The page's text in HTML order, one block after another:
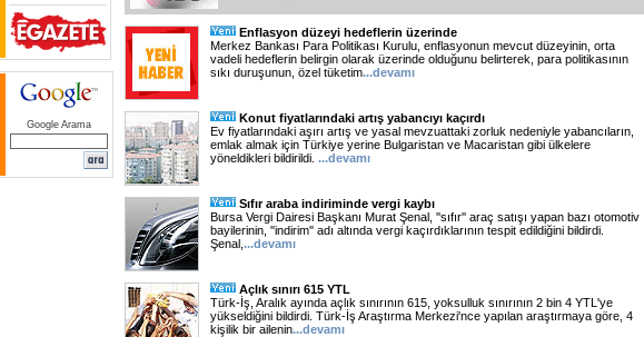
Google Arama
Enflasyon düzeyi hedeflerin üzerinde
Merkez Bankası Para Politikası Kurulu, enflasyonun mevcut düzeyinin, orta
vadeli hedeflerin belirgin olarak üzerinde olduğunu belirterek, para politikasının
sıkı duruşunun, özel tüketim...devamı
Konut fiyatlarındaki artış yabancıyı kaçırdı
Ev fiyatlarındaki aşırı artış ve yasal mevzuattaki zorluk nedeniyle yabancıların,
emlak almak için Türkiye yerine Bulgaristan ve Macaristan gibi ülkelere
yöneldikleri bildirildi. ...devamı
Sıfır araba indiriminde vergi kaybı
Bursa Vergi Dairesi Başkanı Murat Şenal, ''sıfır'' araç satışı yapan bazı otomotiv
bayilerinin, ''indirim'' adı altında vergi kaçırdıklarının tespit edildiğini bildirdi.
Şenal, ...devamı
Açlık sınırı 615 YTL
Türk-İş, Aralık ayında açlık sınırının 615, yoksulluk sınırının 2 bin 4 YTL'ye
yükseldiğini bildirdi. Türk-İş Araştırma Merkezi'nce yapılan araştırmaya göre, 4
kişilik bir ailenin...devamı